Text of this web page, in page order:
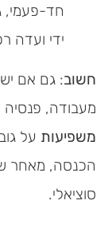
חד-פעמי,
ידי ועדה
חשוב: גם אם
מעבודה,
משפיעות על
הכנסה, מאחר
סוציאלי.